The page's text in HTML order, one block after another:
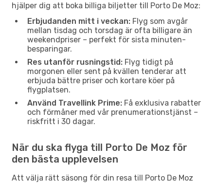
hjälper dig att boka billiga biljetter till Porto De Moz:
Erbjudanden mitt i veckan: Flyg som avgår
mellan tisdag och torsdag är ofta billigare än
weekendpriser – perfekt för sista minuten-
besparingar.
Res utanför rusningstid: Flyg tidigt på
morgonen eller sent på kvällen tenderar att
erbjuda bättre priser och kortare köer på
flygplatsen.
Använd Travellink Prime: Få exklusiva rabatter
och förmåner med vår prenumerationstjänst –
riskfritt i 30 dagar.
När du ska flyga till Porto De Moz för
den bästa upplevelsen
Att välja rätt säsong för din resa till Porto De Moz